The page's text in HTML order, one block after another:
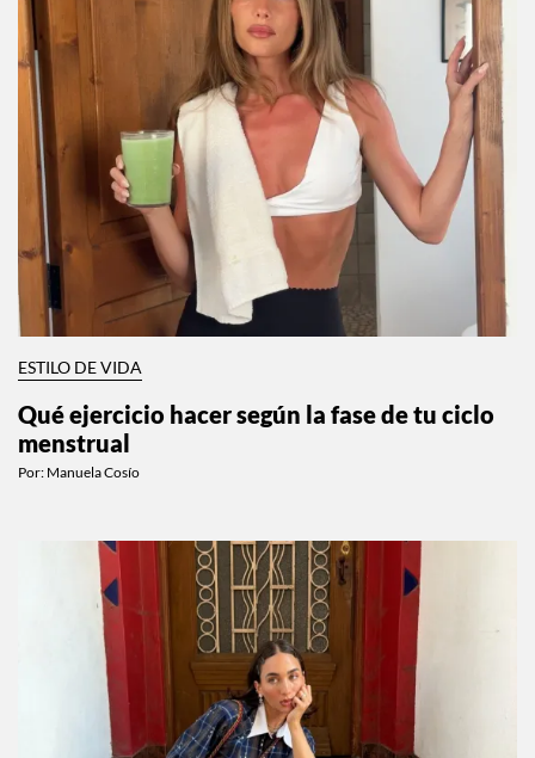
ESTILO DE VIDA
Qué ejercicio hacer según la fase de tu ciclo
menstrual
Por: Manuela Cosío